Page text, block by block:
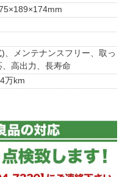
、メンテナンスフリー、取っ
高出力、長寿命
万km